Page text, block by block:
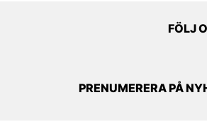
FÖLJ
PRENUMERERA PÅ